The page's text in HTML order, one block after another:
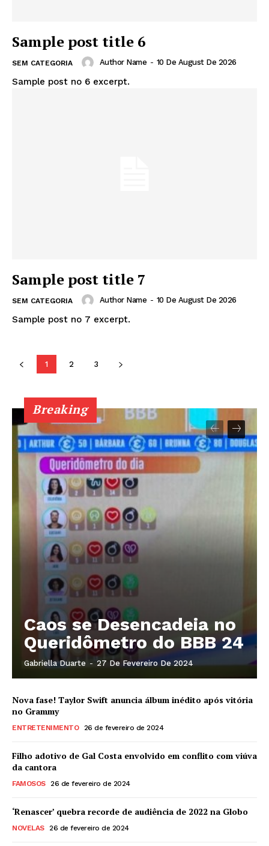
Sample post title 6
SEM CATEGORIA Author Name - 10 De August De 2026
Sample post no 6 excerpt.
Sample post title 7
SEM CATEGORIA Author Name - 10 De August De 2026
Sample post no 7 excerpt.
1 2 3
Breaking
Caos se Desencadeia no
Queridômetro do BBB 24
Gabriella Duarte - 27 De Fevereiro De 2024
Nova fase! Taylor Swift anuncia álbum inédito após vitória
no Grammy
ENTRETENIMENTO 26 de fevereiro de 2024
Filho adotivo de Gal Costa envolvido em conflito com viúva
da cantora
FAMOSOS 26 de fevereiro de 2024
‘Renascer’ quebra recorde de audiência de 2022 na Globo
NOVELAS 26 de fevereiro de 2024